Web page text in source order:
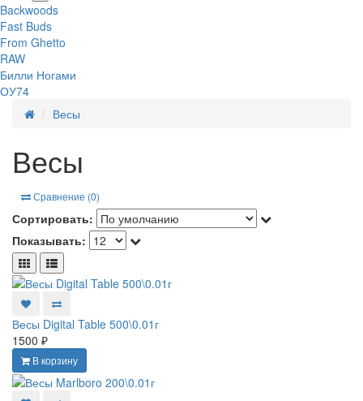
Backwoods
Fast Buds
From Ghetto
RAW
Билли Ногами
ОУ74
Весы
Весы
Сравнение (0)
Сортировать:
Показывать:
Весы Digital Table 500\0.01г
1500 ₽
В корзину